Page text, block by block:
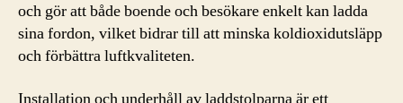
och gör att både boende och besökare enkelt kan ladda
sina fordon, vilket bidrar till att minska koldioxidutsläpp
och förbättra luftkvaliteten.
Installation och underhåll av laddstolparna är ett